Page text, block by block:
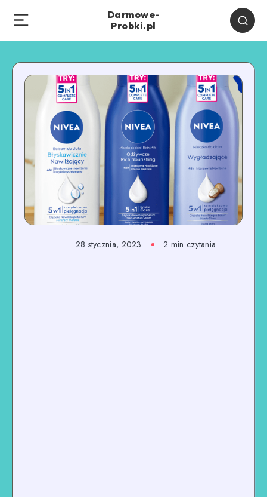
Darmowe-
Probki.pl
28 stycznia, 2023 2 min czytania